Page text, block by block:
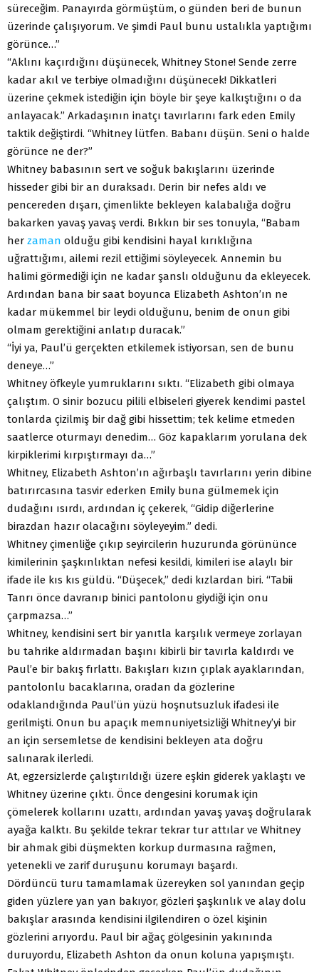
süreceğim. Panayırda görmüştüm, o günden beri de bunun
üzerinde çalışıyorum. Ve şimdi Paul bunu ustalıkla yaptığımı
görünce…”
“Aklını kaçırdığını düşünecek, Whitney Stone! Sende zerre
kadar akıl ve terbiye olmadığını düşünecek! Dikkatleri
üzerine çekmek istediğin için böyle bir şeye kalkıştığını o da
anlayacak.” Arkadaşının inatçı tavırlarını fark eden Emily
taktik değiştirdi. “Whitney lütfen. Babanı düşün. Seni o halde
görünce ne der?”
Whitney babasının sert ve soğuk bakışlarını üzerinde
hisseder gibi bir an duraksadı. Derin bir nefes aldı ve
pencereden dışarı, çimenlikte bekleyen kalabalığa doğru
bakarken yavaş yavaş verdi. Bıkkın bir ses tonuyla, “Babam
her zaman olduğu gibi kendisini hayal kırıklığına
uğrattığımı, ailemi rezil ettiğimi söyleyecek. Annemin bu
halimi görmediği için ne kadar şanslı olduğunu da ekleyecek.
Ardından bana bir saat boyunca Elizabeth Ashton’ın ne
kadar mükemmel bir leydi olduğunu, benim de onun gibi
olmam gerektiğini anlatıp duracak.”
“İyi ya, Paul’ü gerçekten etkilemek istiyorsan, sen de bunu
deneye…”
Whitney öfkeyle yumruklarını sıktı. “Elizabeth gibi olmaya
çalıştım. O sinir bozucu pilili elbiseleri giyerek kendimi pastel
tonlarda çizilmiş bir dağ gibi hissettim; tek kelime etmeden
saatlerce oturmayı denedim… Göz kapaklarım yorulana dek
kirpiklerimi kırpıştırmayı da…”
Whitney, Elizabeth Ashton’ın ağırbaşlı tavırlarını yerin dibine
batırırcasına tasvir ederken Emily buna gülmemek için
dudağını ısırdı, ardından iç çekerek, “Gidip diğerlerine
birazdan hazır olacağını söyleyeyim.” dedi.
Whitney çimenliğe çıkıp seyircilerin huzurunda görününce
kimilerinin şaşkınlıktan nefesi kesildi, kimileri ise alaylı bir
ifade ile kıs kıs güldü. “Düşecek,” dedi kızlardan biri. “Tabii
Tanrı önce davranıp binici pantolonu giydiği için onu
çarpmazsa…”
Whitney, kendisini sert bir yanıtla karşılık vermeye zorlayan
bu tahrike aldırmadan başını kibirli bir tavırla kaldırdı ve
Paul’e bir bakış fırlattı. Bakışları kızın çıplak ayaklarından,
pantolonlu bacaklarına, oradan da gözlerine
odaklandığında Paul’ün yüzü hoşnutsuzluk ifadesi ile
gerilmişti. Onun bu apaçık memnuniyetsizliği Whitney’yi bir
an için sersemletse de kendisini bekleyen ata doğru
salınarak ilerledi.
At, egzersizlerde çalıştırıldığı üzere eşkin giderek yaklaştı ve
Whitney üzerine çıktı. Önce dengesini korumak için
çömelerek kollarını uzattı, ardından yavaş yavaş doğrularak
ayağa kalktı. Bu şekilde tekrar tekrar tur attılar ve Whitney
bir ahmak gibi düşmekten korkup durmasına rağmen,
yetenekli ve zarif duruşunu korumayı başardı.
Dördüncü turu tamamlamak üzereyken sol yanından geçip
giden yüzlere yan yan bakıyor, gözleri şaşkınlık ve alay dolu
bakışlar arasında kendisini ilgilendiren o özel kişinin
gözlerini arıyordu. Paul bir ağaç gölgesinin yakınında
duruyordu, Elizabeth Ashton da onun koluna yapışmıştı.